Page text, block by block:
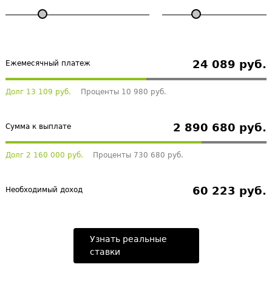
Ежемесячный платеж 24 089 руб.
Долг 13 109 руб. Проценты 10 980 руб.
Сумма к выплате 2 890 680 руб.
Долг 2 160 000 руб. Проценты 730 680 руб.
Необходимый доход 60 223 руб.
Узнать реальные
ставки